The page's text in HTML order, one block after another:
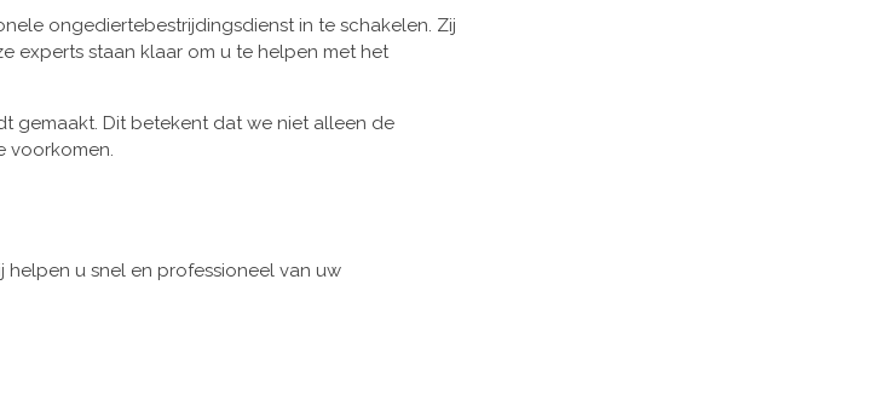
ongediertebestrijdingsdienst in te schakelen. Zij
experts staan klaar om u te helpen met het
gemaakt. Dit betekent dat we niet alleen de
voorkomen.
helpen u snel en professioneel van uw